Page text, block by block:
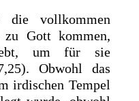
die vollkommen
Gott kommen,
um für sie
Obwohl das
irdischen Tempel